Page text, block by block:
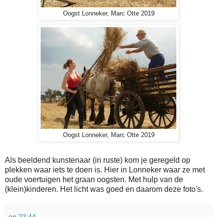
Oogst Lonneker, Marc Otte 2019
Oogst Lonneker, Marc Otte 2019
Als beeldend kunstenaar (in ruste) kom je geregeld op
plekken waar iets te doen is. Hier in Lonneker waar ze met
oude voertuigen het graan oogsten. Met hulp van de
(klein)kinderen. Het licht was goed en daarom deze foto's.